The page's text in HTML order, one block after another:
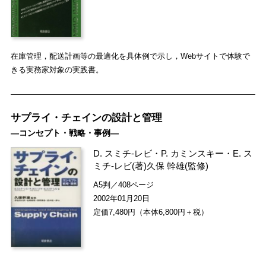
在庫管理，配送計画等の最適化を具体例で示し，Webサイトで体験で
きる実務家対象の実践書。
サプライ・チェインの設計と管理
―コンセプト・戦略・事例―
D. スミチ-レビ ・ P. カミンスキー ・ E. ス
ミチ-レビ(著)久保 幹雄(監修)
A5判／408ページ
2002年01月20日
定価7,480円（本体6,800円＋税）